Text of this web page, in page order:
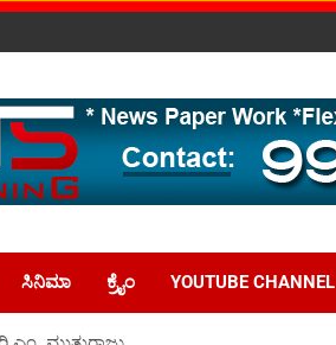
ಸಿನಿಮಾ ಕ್ರೈಂ YOUTUBE CHANNEL